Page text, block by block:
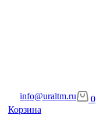
info@uraltm.ru
0
Корзина